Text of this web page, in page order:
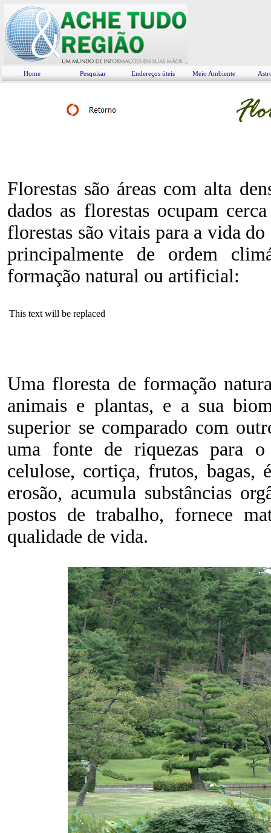
Home Pesquisar Endereços úteis Meio Ambiente
Florestas são áreas com alta
dados as florestas ocupam
florestas são vitais para a vida
principalmente de ordem
formação natural ou artificial:
This text will be replaced
Uma floresta de formação
animais e plantas, e a sua
superior se comparado com
uma fonte de riquezas para o
celulose, cortiça, frutos, bagas,
erosão, acumula substâncias
postos de trabalho, fornece
qualidade de vida.